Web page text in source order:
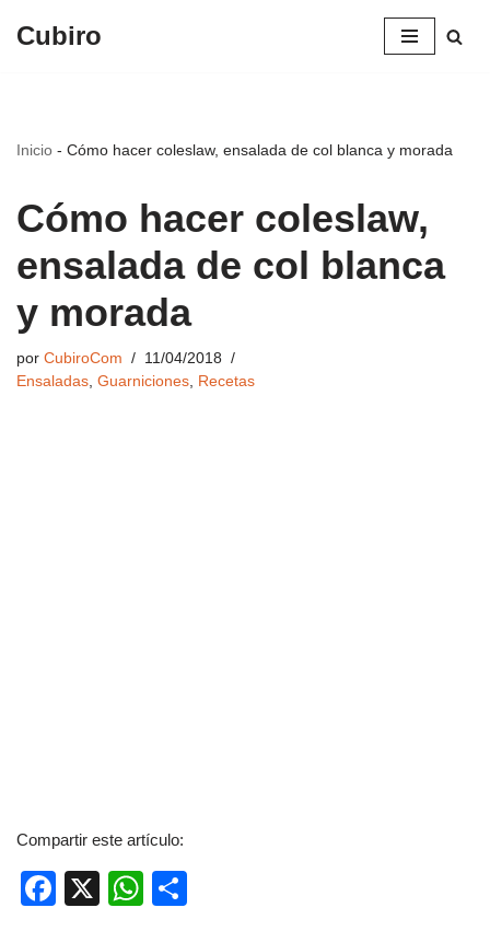
Cubiro
Inicio - Cómo hacer coleslaw, ensalada de col blanca y morada
Cómo hacer coleslaw,
ensalada de col blanca
y morada
por CubiroCom
11/04/2018
Ensaladas, Guarniciones, Recetas
Compartir este artículo:
F
X
W